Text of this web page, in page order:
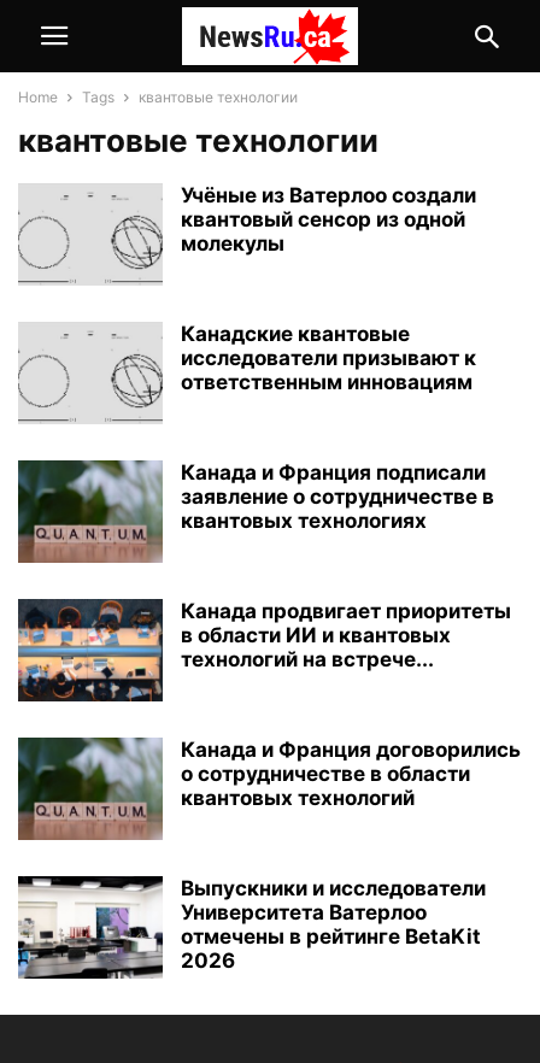
Home Tags квантовые технологии
квантовые технологии
Учёные из Ватерлоо создали
квантовый сенсор из одной
молекулы
Канадские квантовые
исследователи призывают к
ответственным инновациям
Канада и Франция подписали
заявление о сотрудничестве в
квантовых технологиях
Канада продвигает приоритеты
в области ИИ и квантовых
технологий на встрече...
Канада и Франция договорились
о сотрудничестве в области
квантовых технологий
Выпускники и исследователи
Университета Ватерлоо
отмечены в рейтинге BetaKit
2026